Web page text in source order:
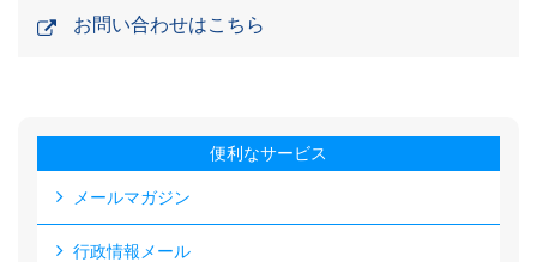
お問い合わせはこちら
便利なサービス
メールマガジン
行政情報メール